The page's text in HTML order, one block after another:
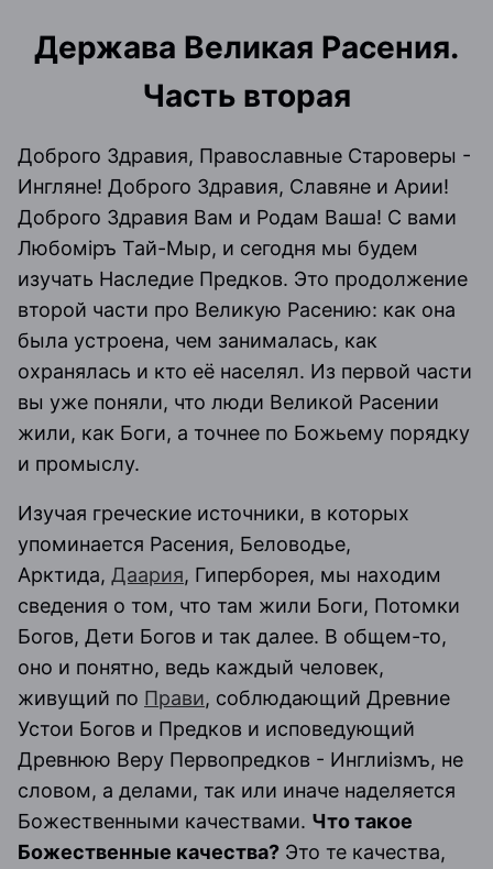
Держава Великая Расения.
Часть вторая
Доброго Здравия, Православные Староверы -
Ингляне! Доброго Здравия, Славяне и Арии!
Доброго Здравия Вам и Родам Ваша! С вами
Любомiръ Тай-Мыр, и сегодня мы будем
изучать Наследие Предков. Это продолжение
второй части про Великую Расению: как она
была устроена, чем занималась, как
охранялась и кто её населял. Из первой части
вы уже поняли, что люди Великой Расении
жили, как Боги, а точнее по Божьему порядку
и промыслу.
Изучая греческие источники, в которых
упоминается Расения, Беловодье,
Арктида, Даария, Гиперборея, мы находим
сведения о том, что там жили Боги, Потомки
Богов, Дети Богов и так далее. В общем-то,
оно и понятно, ведь каждый человек,
живущий по Прави, соблюдающий Древние
Устои Богов и Предков и исповедующий
Древнюю Веру Первопредков - Инглиiзмъ, не
словом, а делами, так или иначе наделяется
Божественными качествами. Что такое
Божественные качества? Это те качества,